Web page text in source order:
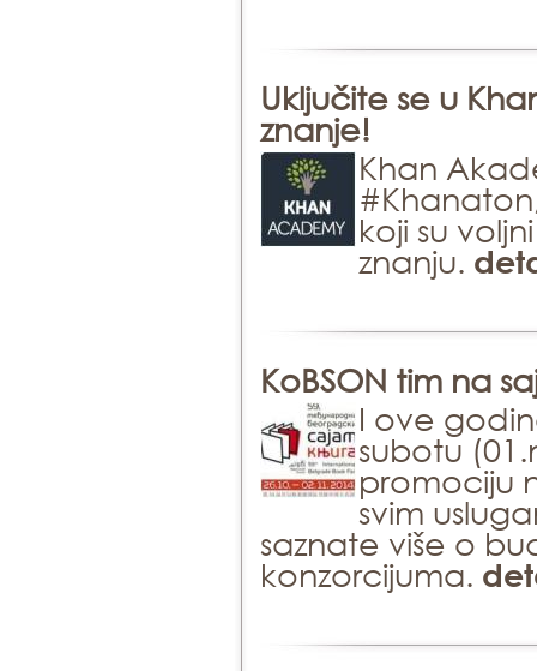
Uključite se u
znanje!
Khan
koji su
znanju.
KoBSON tim na
I ove
subotu
promociju
svim
saznate više o
konzorcijuma.